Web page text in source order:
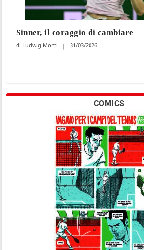
Sinner, il coraggio di cambiare
Ludwig Monti 31/03/2026
COMICS